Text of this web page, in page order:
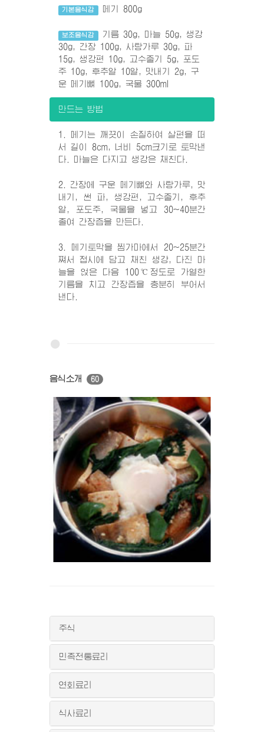
기본음식감 메기 800g
보조음식감
기름 30g, 마늘 50g, 생강
30g, 간장 100g, 사탕가루 30g, 파
15g, 생강편 10g, 고수줄기 5g, 포도
주 10g, 후추알 10알, 맛내기 2g, 구
운 메기뼈 100g, 국물 300ml
만드는 방법
1. 메기는 깨끗이 손질하여 살편을 떠
서 길이 8cm, 너비 5cm크기로 토막낸
다. 마늘은 다지고 생강은 채친다.
2. 간장에 구운 메기뼈와 사탕가루, 맛
내기, 썬 파, 생강편, 고수줄기, 후추
알, 포도주, 국물을 넣고 30~40분간
졸여 간장즙을 만든다.
3. 메기토막을 찜가마에서 20~25분간
쪄서 접시에 담고 채친 생강, 다진 마
늘을 얹은 다음 100℃정도로 가열한
기름을 치고 간장즙을 충분히 부어서
낸다.
음식소개 60
주식
민족전통료리
연회료리
식사료리